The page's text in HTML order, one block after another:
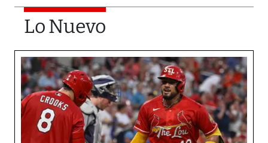
Lo Nuevo